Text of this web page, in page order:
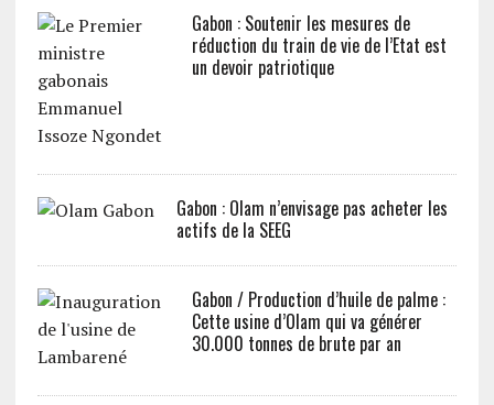
Gabon : Soutenir les mesures de
réduction du train de vie de l’Etat est
un devoir patriotique
Gabon : Olam n’envisage pas acheter les
actifs de la SEEG
Gabon / Production d’huile de palme :
Cette usine d’Olam qui va générer
30.000 tonnes de brute par an